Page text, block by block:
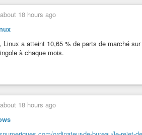
about 18 hours ago
Linux a atteint 10,65 % de parts de marché
à chaque mois.
about 18 hours ago